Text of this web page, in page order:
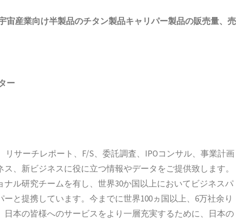
宙産業向け半製品のチタン製品キャリパー製品の販売量、売
ー
リサーチレポート、F/S、委託調査、IPOコンサル、事業計画
、新ビジネスに役に立つ情報やデータをご提供致します。
ル研究チームを有し、世界30か国以上においてビジネスパ
と提携しています。今までに世界100ヵ国以上、6万社余り
本の皆様へのサービスをより一層充実するために、日本の